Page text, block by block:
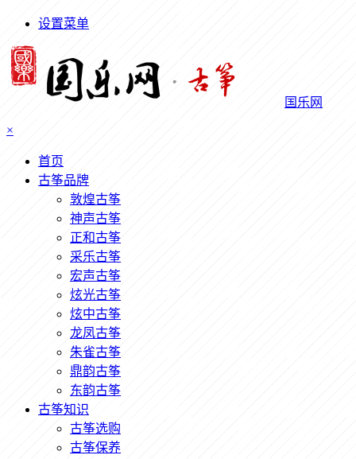
设置菜单
国乐网
×
首页
古筝品牌
敦煌古筝
神声古筝
正和古筝
采乐古筝
宏声古筝
炫光古筝
炫中古筝
龙凤古筝
朱雀古筝
鼎韵古筝
东韵古筝
古筝知识
古筝选购
古筝保养